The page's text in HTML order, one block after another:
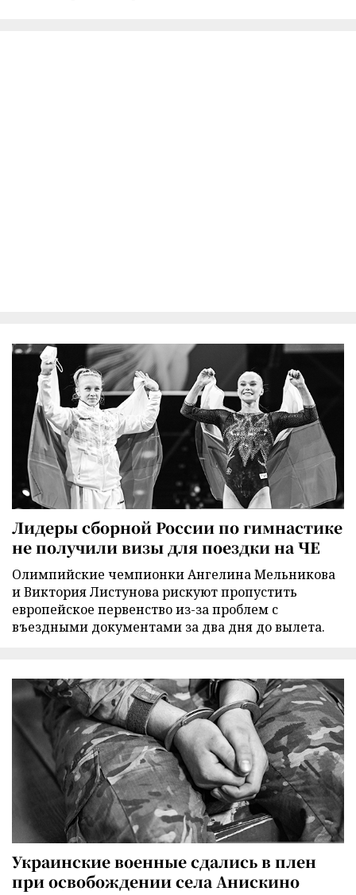
Лидеры сборной России по гимнастике
не получили визы для поездки на ЧЕ
Олимпийские чемпионки Ангелина Мельникова
и Виктория Листунова рискуют пропустить
европейское первенство из-за проблем с
въездными документами за два дня до вылета.
Украинские военные сдались в плен
при освобождении села Анискино